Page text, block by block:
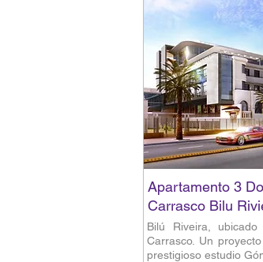
Apartamento 3
Carrasco Bilu
Bilú Riveira,
Carrasco. Un
prestigioso estudio